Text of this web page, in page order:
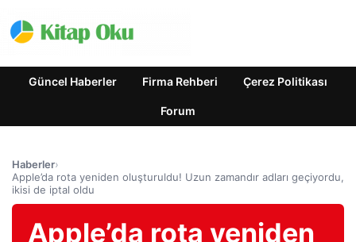
Güncel Haberler Firma Rehberi Çerez Politikası
Forum
Haberler›
Apple’da rota yeniden oluşturuldu! Uzun zamandır adları geçiyordu,
ikisi de iptal oldu
Apple’da rota yeniden